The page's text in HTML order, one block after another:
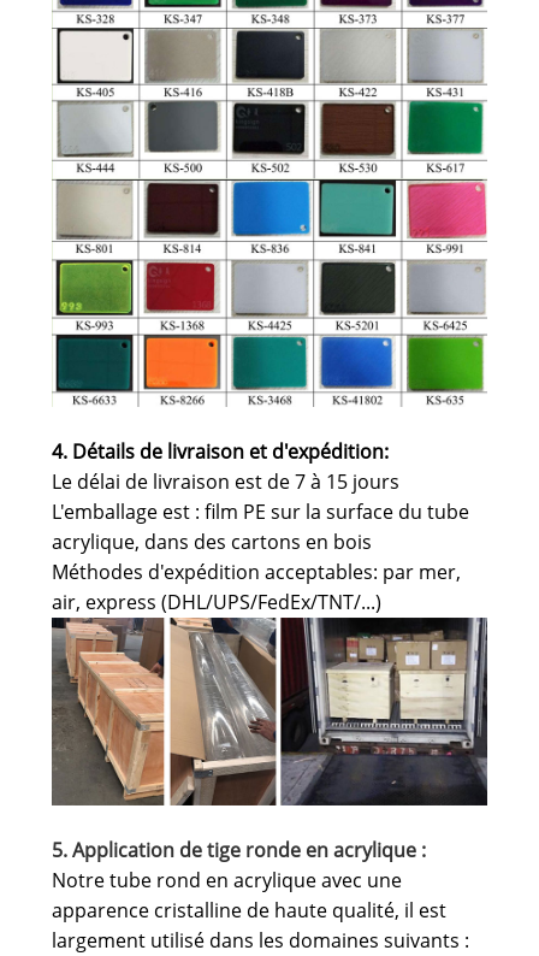
4. Détails de livraison et d'expédition:
Le délai de livraison est de 7 à 15 jours
L'emballage est : film PE sur la surface du tube
acrylique, dans des cartons en bois
Méthodes d'expédition acceptables: par mer,
air, express (DHL/UPS/FedEx/TNT/...)
5. Application de tige ronde en acrylique :
Notre tube rond en acrylique avec une
apparence cristalline de haute qualité, il est
largement utilisé dans les domaines suivants :